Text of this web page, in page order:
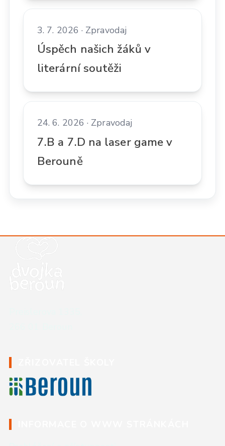
3. 7. 2026 · Zpravodaj
Úspěch našich žáků v
literární soutěži
24. 6. 2026 · Zpravodaj
7.B a 7.D na laser game v
Berouně